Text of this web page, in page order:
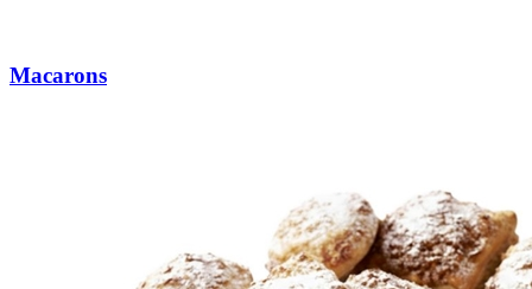
Macarons